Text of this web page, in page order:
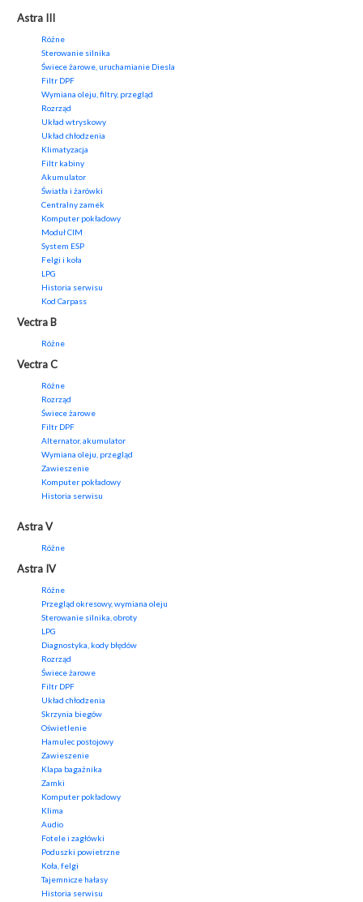
Astra III
Różne
Sterowanie silnika
Świece żarowe, uruchamianie Diesla
Filtr DPF
Wymiana oleju, filtry, przegląd
Rozrząd
Układ wtryskowy
Układ chłodzenia
Klimatyzacja
Filtr kabiny
Akumulator
Światła i żarówki
Centralny zamek
Komputer pokładowy
Moduł CIM
System ESP
Felgi i koła
LPG
Historia serwisu
Kod Carpass
Vectra B
Różne
Vectra C
Różne
Rozrząd
Świece żarowe
Filtr DPF
Alternator, akumulator
Wymiana oleju, przegląd
Zawieszenie
Komputer pokładowy
Historia serwisu
Astra V
Różne
Astra IV
Różne
Przegląd okresowy, wymiana oleju
Sterowanie silnika, obroty
LPG
Diagnostyka, kody błędów
Rozrząd
Świece żarowe
Filtr DPF
Układ chłodzenia
Skrzynia biegów
Oświetlenie
Hamulec postojowy
Zawieszenie
Klapa bagażnika
Zamki
Komputer pokładowy
Klima
Audio
Fotele i zagłówki
Poduszki powietrzne
Koła, felgi
Tajemnicze hałasy
Historia serwisu